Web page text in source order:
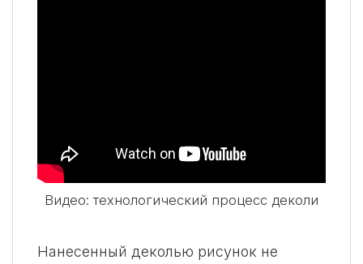
Видео: технологический процесс деколи
Нанесенный деколью рисунок не